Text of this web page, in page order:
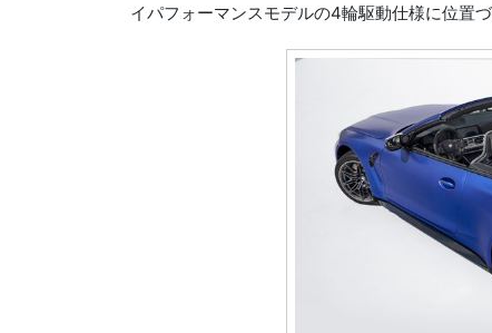
イパフォーマンスモデルの4輪駆動仕様に位置づ